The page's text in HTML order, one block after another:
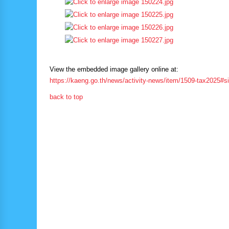
View the embedded image gallery online at:
https://kaeng.go.th/news/activity-news/item/1509-
back to top